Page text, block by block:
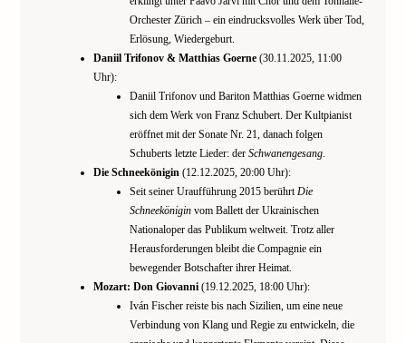
Orchester Zürich – ein eindrucksvolles Werk über Tod,
Erlösung, Wiedergeburt.
Daniil Trifonov & Matthias Goerne (30.11.2025, 11:00
Uhr):
Daniil Trifonov und Bariton Matthias Goerne widmen
sich dem Werk von Franz Schubert. Der Kultpianist
eröffnet mit der Sonate Nr. 21, danach folgen
Schuberts letzte Lieder: der Schwanengesang.
Die Schneekönigin (12.12.2025, 20:00 Uhr):
Seit seiner Uraufführung 2015 berührtDie
Schneekönigin vom Ballett der Ukrainischen
Nationaloper das Publikum weltweit. Trotz aller
Herausforderungen bleibt die Compagnie ein
bewegender Botschafter ihrer Heimat.
Mozart: Don Giovanni (19.12.2025, 18:00 Uhr):
Iván Fischer reiste bis nach Sizilien, um eine neue
Verbindung von Klang und Regie zu entwickeln, die